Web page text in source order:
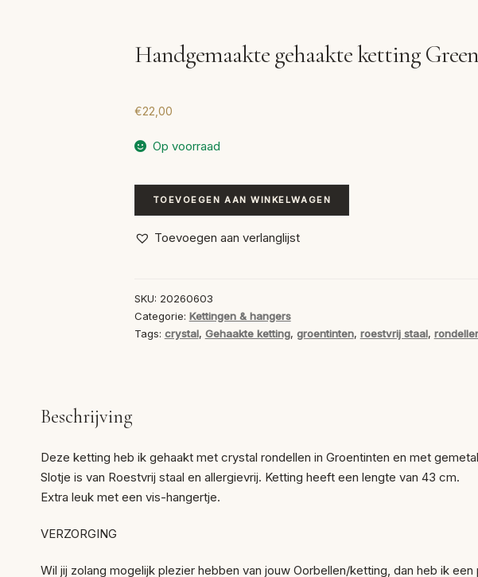
Handgemaakte gehaakte ketting Green
€22,00
Op voorraad
Handgemaakte
gehaakte
ketting
TOEVOEGEN AAN WINKELWAGEN
Toevoegen aan verlanglijst
SKU: 20260603
Categorie: Kettingen & hangers
Tags: crystal, Gehaakte ketting, groentinten, roestvrij staal,
Beschrijving
Deze ketting heb ik gehaakt met crystal rondellen in Groentinten en met
Slotje is van Roestvrij staal en allergievrij. Ketting heeft een lengte van 43 cm.
Extra leuk met een vis-hangertje.
VERZORGING
Wil jij zolang mogelijk plezier hebben van jouw Oorbellen/ketting, dan heb ik